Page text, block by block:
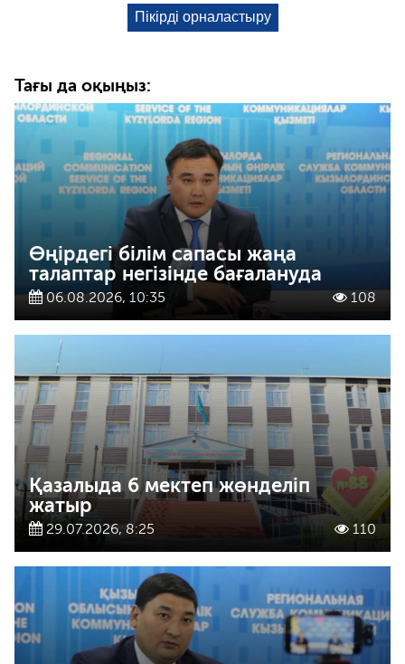
Тағы да оқыңыз:
Өңірдегі білім сапасы жаңа
талаптар негізінде бағалануда
06.08.2026, 10:35 108
Қазалыда 6 мектеп жөнделіп
жатыр
29.07.2026, 8:25 110